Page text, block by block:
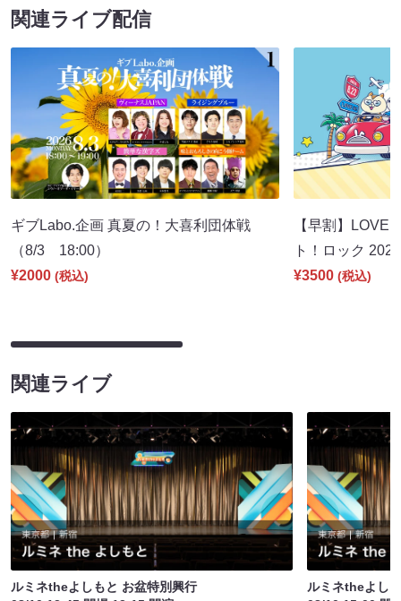
関連ライブ配信
ギブLabo.企画 真夏の！大喜利団体戦
（8/3 18:00）
¥2000 (税込)
【早割】LOVE
ト！ロック
¥3500 (税込)
関連ライブ
ルミネtheよしもと お盆特別興行
ルミネtheよし